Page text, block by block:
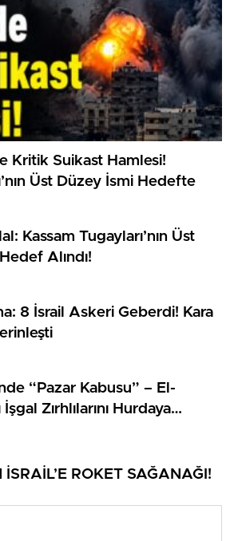
Kritik Suikast Hamlesi!
Üst Düzey İsmi Hedefte
Kassam Tugayları’nın Üst
Alındı!
8 İsrail Askeri Geberdi! Kara
“Pazar Kabusu” – El-
Zırhlılarını Hurdaya
İSRAİL’E ROKET SAĞANAĞI!